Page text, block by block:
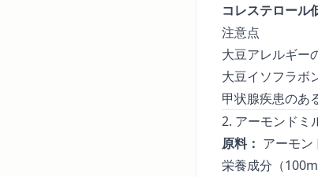
コレステロール
注意点
大豆アレルギー
大豆イソフラボ
甲状腺疾患のあ
2. アーモンドミ
原料： アーモン
栄養成分（